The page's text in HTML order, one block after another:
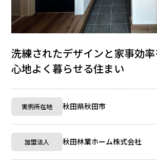
洗練されたデザインと家事効率
心地よく暮らせる住まい
実例所在地 秋田県秋田市
加盟法人 秋田林業ホーム株式会社